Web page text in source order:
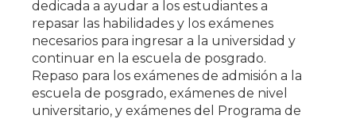
dedicada a ayudar a los estudiantes a
repasar las habilidades y los exámenes
necesarios para ingresar a la universidad y
continuar en la escuela de posgrado.
Repaso para los exámenes de admisión a la
escuela de posgrado, exámenes de nivel
universitario, y exámenes del Programa de